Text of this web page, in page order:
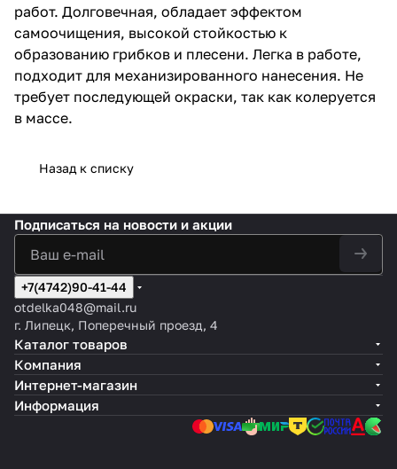
работ. Долговечная, обладает эффектом
самоочищения, высокой стойкостью к
образованию грибков и плесени. Легка в работе,
подходит для механизированного нанесения. Не
требует последующей окраски, так как колеруется
в массе.
Назад к списку
Подписаться на новости и акции
+7(4742)90-41-44
otdelka048@mail.ru
г. Липецк, Поперечный проезд, 4
Каталог товаров
Компания
Интернет-магазин
Информация